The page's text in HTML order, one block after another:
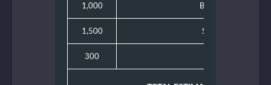
1,000 Bronze Trophy
1,500 Silver Trophy Bingo
300